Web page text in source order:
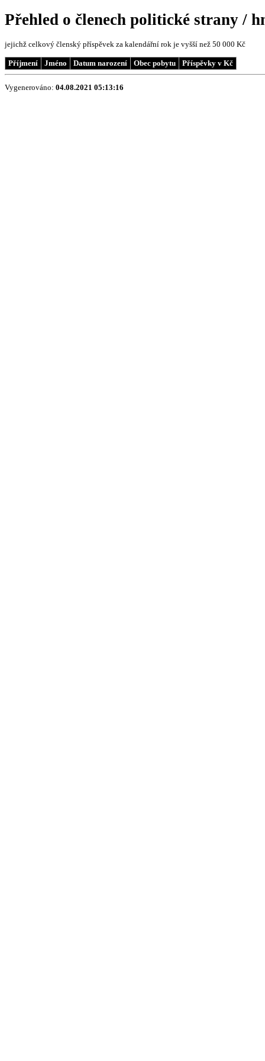
Přehled o členech politické strany /
jejichž celkový členský příspěvek za kalendářní rok je vyšší než 50 000 Kč
Příjmení Jméno Datum narození Obec pobytu Příspěvky v Kč
Vygenerováno: 04.08.2021 05:13:16